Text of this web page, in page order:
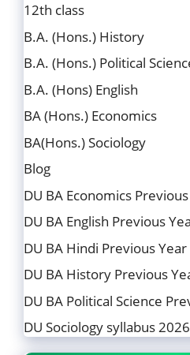
12th class
B.A. (Hons.) History
B.A. (Hons.) Political
B.A. (Hons) English
BA (Hons.) Economics
BA(Hons.) Sociology
Blog
DU BA Economics
DU BA English Previous
DU BA Hindi Previous
DU BA History Previous
DU BA Political Science
DU Sociology syllabus